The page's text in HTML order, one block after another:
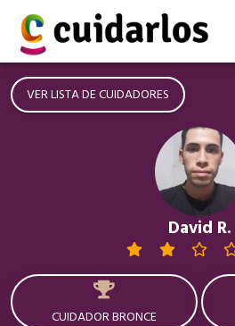
VER LISTA DE CUIDADORES
David R.
CUIDADOR BRONCE